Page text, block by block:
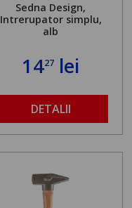
Sedna Design,
Intrerupator simplu,
alb
1427 lei
DETALII